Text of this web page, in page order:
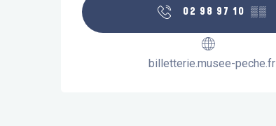
02 98 97 10 ▒▒
billetterie.musee-peche.fr